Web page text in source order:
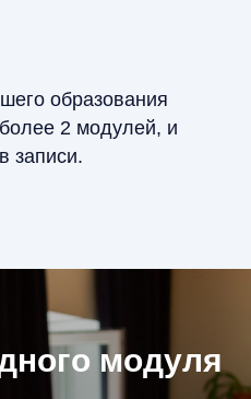
образования
2 модулей, и
записи.
модуля